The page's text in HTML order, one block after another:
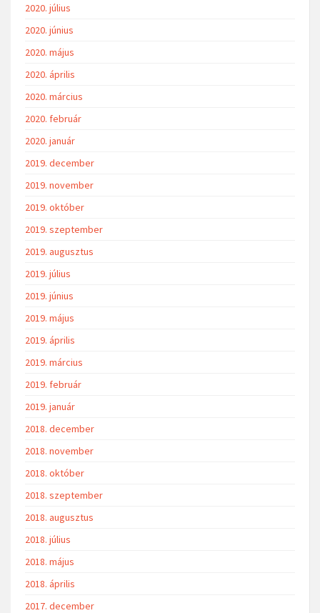
2020. július
2020. június
2020. május
2020. április
2020. március
2020. február
2020. január
2019. december
2019. november
2019. október
2019. szeptember
2019. augusztus
2019. július
2019. június
2019. május
2019. április
2019. március
2019. február
2019. január
2018. december
2018. november
2018. október
2018. szeptember
2018. augusztus
2018. július
2018. május
2018. április
2017. december